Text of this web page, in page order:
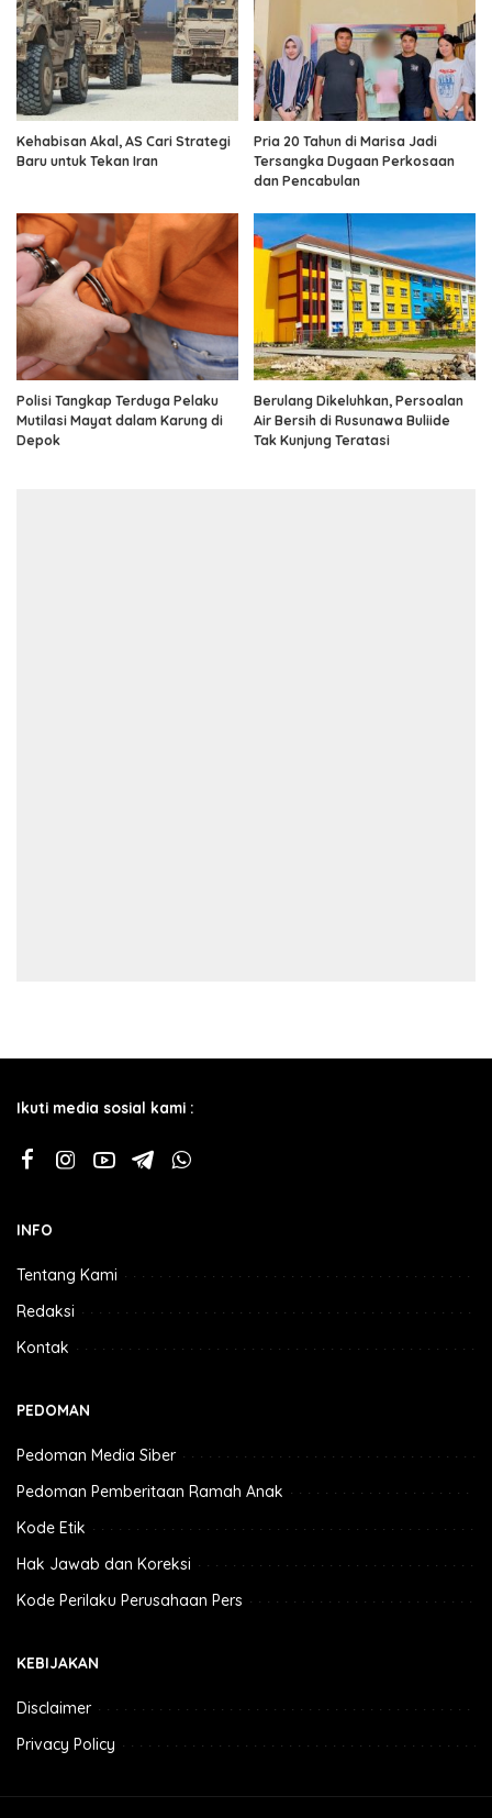
Kehabisan Akal, AS Cari Strategi
Baru untuk Tekan Iran
Pria 20 Tahun di Marisa Jadi
Tersangka Dugaan Perkosaan
dan Pencabulan
Polisi Tangkap Terduga Pelaku
Mutilasi Mayat dalam Karung di
Depok
Berulang Dikeluhkan, Persoalan
Air Bersih di Rusunawa Buliide
Tak Kunjung Teratasi
Ikuti media sosial kami :
INFO
Tentang Kami
Redaksi
Kontak
PEDOMAN
Pedoman Media Siber
Pedoman Pemberitaan Ramah Anak
Kode Etik
Hak Jawab dan Koreksi
Kode Perilaku Perusahaan Pers
KEBIJAKAN
Disclaimer
Privacy Policy